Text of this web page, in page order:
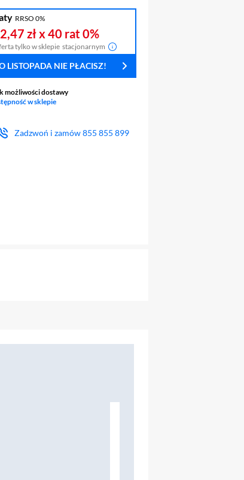
RRSO 0%
złx 40 rat0%
tylko w sklepie stacjonarnym
LISTOPADA NIE PŁACISZ!
możliwości dostawy
w sklepie
Zadzwoń i zamów855 855 899